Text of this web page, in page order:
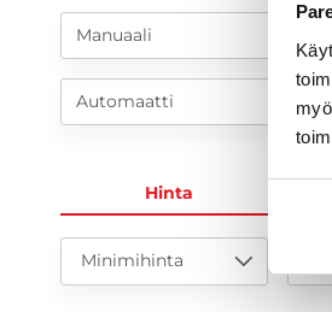
Manuaali
Automaatti
Hinta
Minimihinta